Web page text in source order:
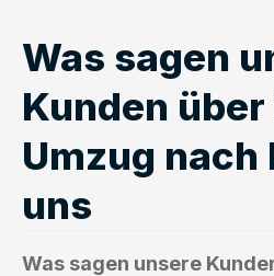
Was sagen
Kunden
Umzug nach
uns
Was sagen unsere